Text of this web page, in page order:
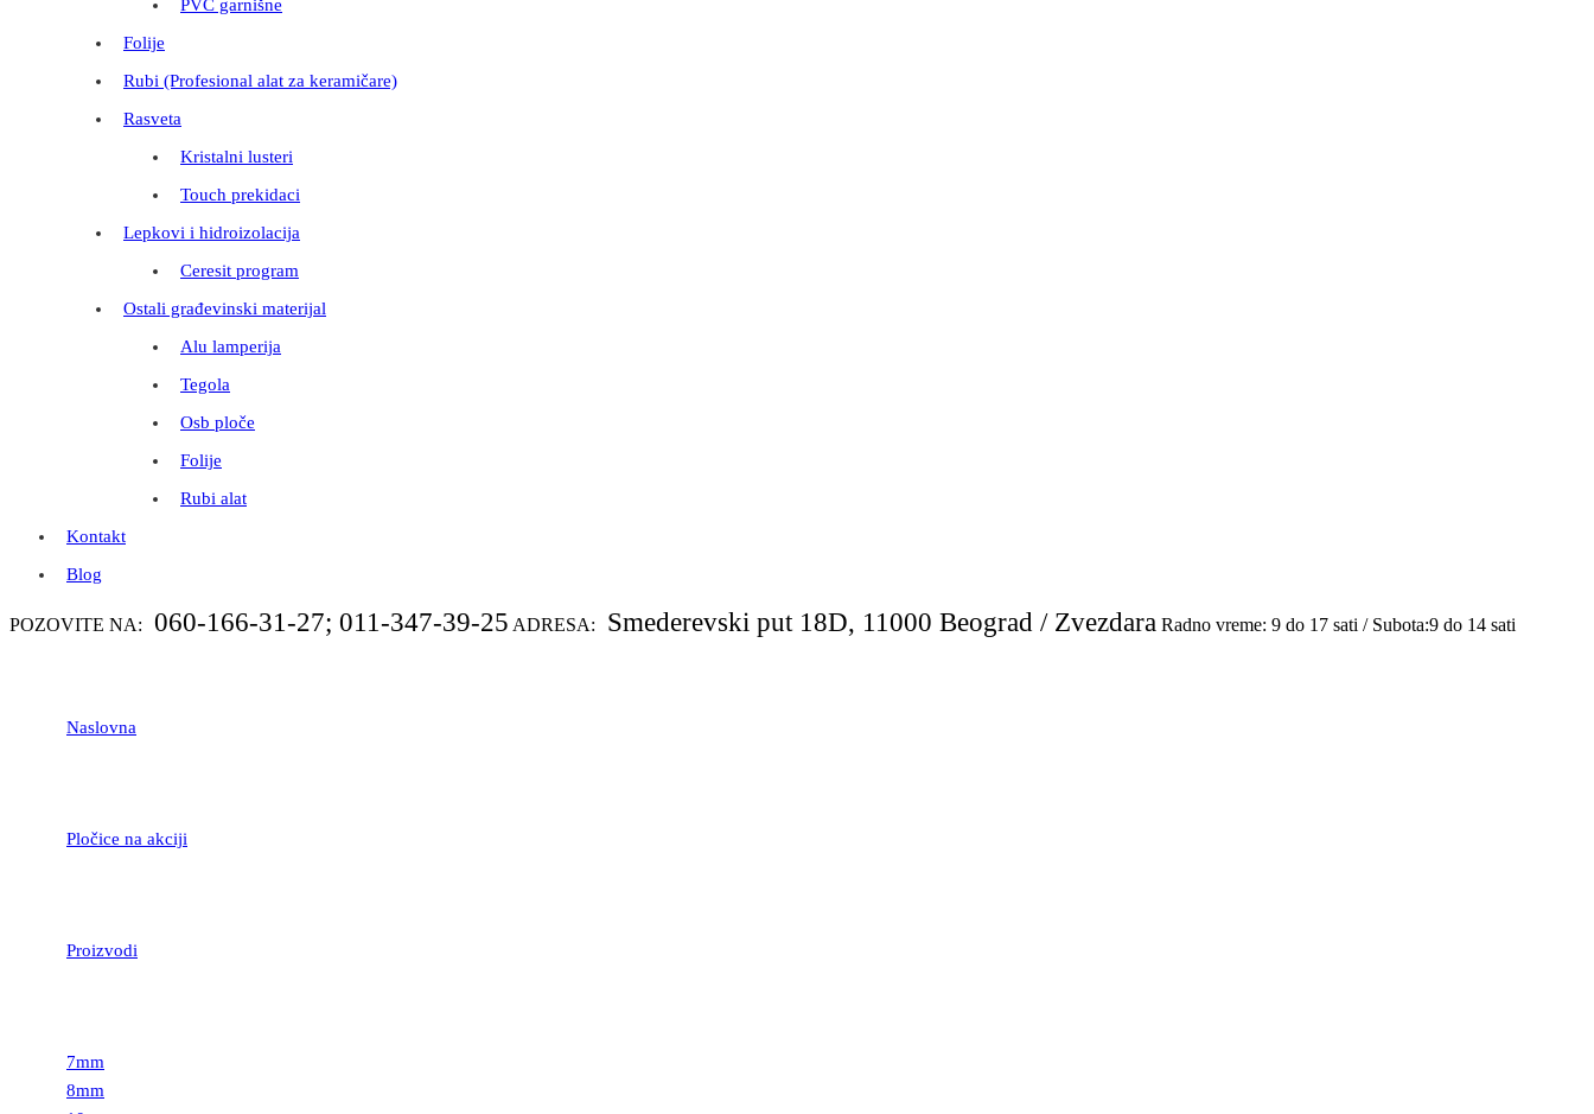
PVC garnišne
Folije
Rubi (Profesional alat za keramičare)
Rasveta
Kristalni lusteri
Touch prekidaci
Lepkovi i hidroizolacija
Ceresit program
Ostali građevinski materijal
Alu lamperija
Tegola
Osb ploče
Folije
Rubi alat
Kontakt
Blog
POZOVITE NA: 060-166-31-27; 011-347-39-25 ADRESA: Smederevski put 18D, 11000 Beograd / Zvezdara Radno vreme: 9 do 17 sati / Subota:9 do 14 sati
Naslovna
Pločice na akciji
Proizvodi
7mm
8mm